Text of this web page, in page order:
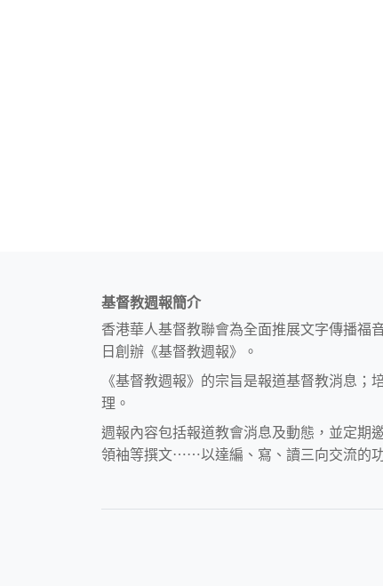
基督教週報簡介
香港華人基督教聯會為全面推展文字傳播福
日創辦《基督教週報》。
《基督教週報》的宗旨是報道基督教消息；
理。
週報內容包括報道教會消息及動態，並定期
領袖等撰文⋯⋯以達編、寫、讀三向交流的